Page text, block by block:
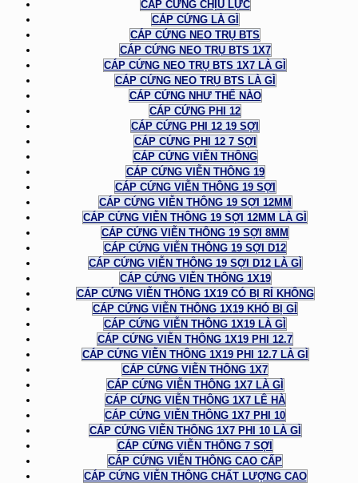
CÁP CỨNG CHỊU LỰC
CÁP CỨNG LÀ GÌ
CÁP CỨNG NEO TRỤ BTS
CÁP CỨNG NEO TRỤ BTS 1X7
CÁP CỨNG NEO TRỤ BTS 1X7 LÀ GÌ
CÁP CỨNG NEO TRỤ BTS LÀ GÌ
CÁP CỨNG NHƯ THẾ NÀO
CÁP CỨNG PHI 12
CÁP CỨNG PHI 12 19 SỢI
CÁP CỨNG PHI 12 7 SỢI
CÁP CỨNG VIỄN THÔNG
CÁP CỨNG VIỄN THÔNG 19
CÁP CỨNG VIỄN THÔNG 19 SỢI
CÁP CỨNG VIỄN THÔNG 19 SỢI 12MM
CÁP CỨNG VIỄN THÔNG 19 SỢI 12MM LÀ GÌ
CÁP CỨNG VIỄN THÔNG 19 SỢI 8MM
CÁP CỨNG VIỄN THÔNG 19 SỢI D12
CÁP CỨNG VIỄN THÔNG 19 SỢI D12 LÀ GÌ
CÁP CỨNG VIỄN THÔNG 1X19
CÁP CỨNG VIỄN THÔNG 1X19 CÓ BỊ RỈ KHÔNG
CÁP CỨNG VIỄN THÔNG 1X19 KHÓ BỊ GỈ
CÁP CỨNG VIỄN THÔNG 1X19 LÀ GÌ
CÁP CỨNG VIỄN THÔNG 1X19 PHI 12.7
CÁP CỨNG VIỄN THÔNG 1X19 PHI 12.7 LÀ GÌ
CÁP CỨNG VIỄN THÔNG 1X7
CÁP CỨNG VIỄN THÔNG 1X7 LÀ GÌ
CÁP CỨNG VIỄN THÔNG 1X7 LÊ HÀ
CÁP CỨNG VIỄN THÔNG 1X7 PHI 10
CÁP CỨNG VIỄN THÔNG 1X7 PHI 10 LÀ GÌ
CÁP CỨNG VIỄN THÔNG 7 SỢI
CÁP CỨNG VIỄN THÔNG CAO CẤP
CÁP CỨNG VIỄN THÔNG CHẤT LƯỢNG CAO